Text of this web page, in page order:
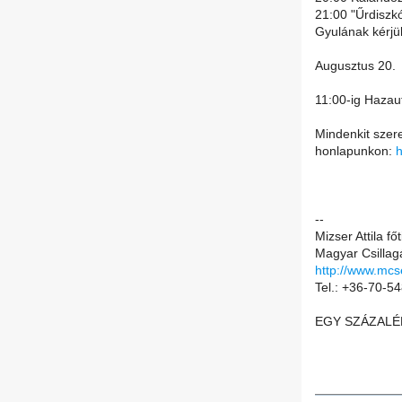
21:00
Gyulának
Augusztus 20.
11:00-ig
Mindenkit
honlapunkon:
--
Mizser Attila
Magyar
http://
Tel.: +36-70-
EGY